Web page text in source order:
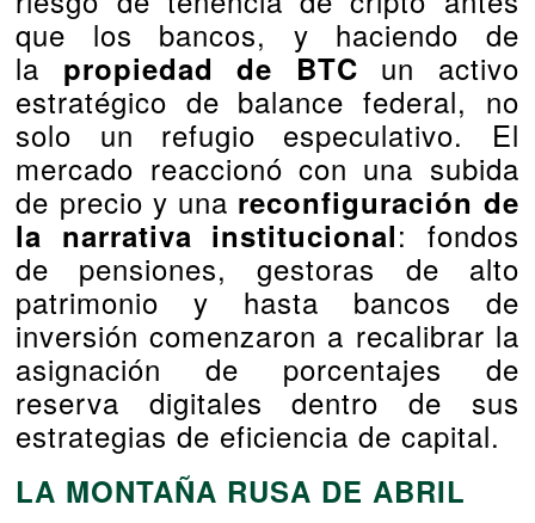
que los bancos, y haciendo de
la propiedad de BTC un activo
estratégico de balance federal, no
solo un refugio especulativo. El
mercado reaccionó con una subida
de precio y una reconfiguración de
la narrativa institucional: fondos
de pensiones, gestoras de alto
patrimonio y hasta bancos de
inversión comenzaron a recalibrar la
asignación de porcentajes de
reserva digitales dentro de sus
estrategias de eficiencia de capital.
LA MONTAÑA RUSA DE ABRIL